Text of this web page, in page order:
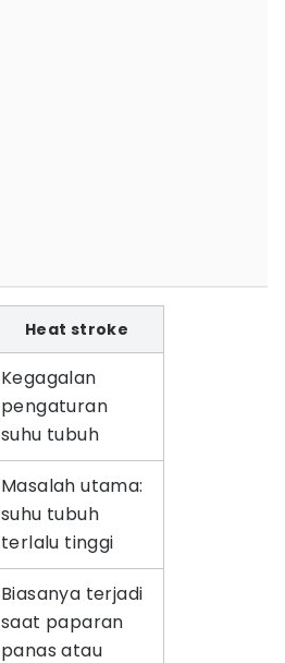
Heat stroke
Kegagalan
pengaturan
suhu tubuh
Masalah utama:
suhu tubuh
terlalu tinggi
Biasanya terjadi
saat paparan
panas atau